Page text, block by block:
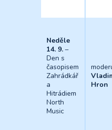
Neděle
14. 9. –
Den s
časopisem
Zahrádkář
a
Hitrádiem
North
Music
Hron